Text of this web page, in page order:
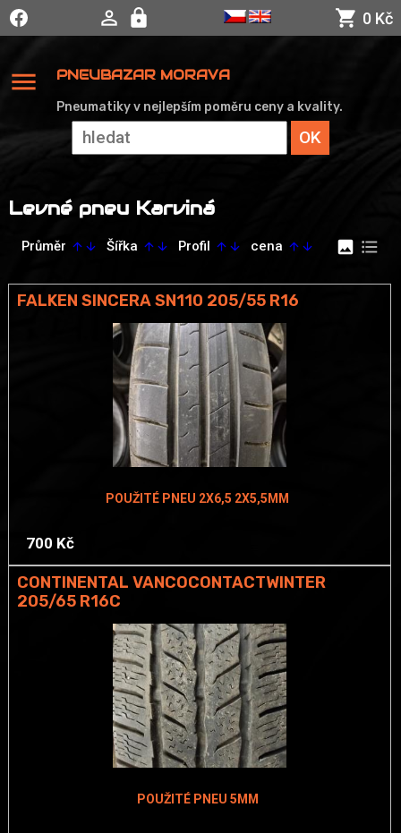
0 Kč
menu PNEUBAZAR MORAVA
Pneumatiky v nejlepším poměru ceny a kvality.
Levné pneu Karviná
Průměr arrow_upward arrow_downward Šířka arrow_upward arrow_downward Profil arrow_upward arrow_downward cena arrow_upward arrow_downward image format_list_bulleted
FALKEN SINCERA SN110 205/55 R16
POUŽITÉ PNEU 2X6,5 2X5,5MM
700 Kč
CONTINENTAL VANCOCONTACTWINTER
205/65 R16C
POUŽITÉ PNEU 5MM